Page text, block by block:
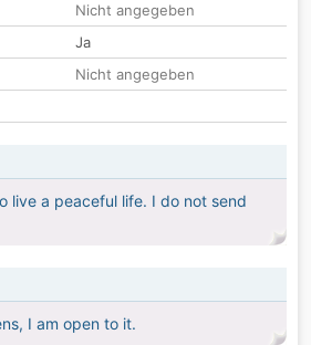
Nicht angegeben
Ja
Nicht angegeben
live a peaceful life. I do not send
I am open to it.